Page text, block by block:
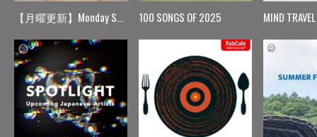
【月曜更新】Monday Spin 100 SONGS OF 2025 MIND TRAVEL